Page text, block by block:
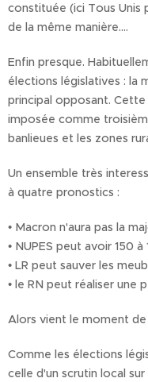
constituée (ici Tous Unis
de la même manière....
Enfin presque.
élections législatives : la
principal opposant. Cette
imposée comme
banlieues et les zones
Un ensemble très
à quatre pronostics :
• Macron n'aura pas la
• NUPES peut avoir 150
• LR peut sauver les
• le RN peut réaliser une
Alors vient le moment
Comme les élections
celle d'un scrutin local